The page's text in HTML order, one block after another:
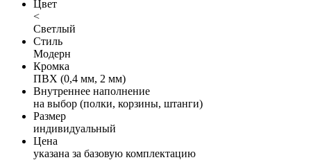
Цвет
<
Светлый
Стиль
Модерн
Кромка
ПВХ (0,4 мм, 2 мм)
Внутреннее наполнение
на выбор (полки, корзины, штанги)
Размер
индивидуальный
Цена
указана за базовую комплектацию